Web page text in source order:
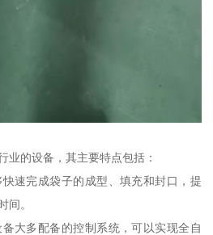
业的设备，其主要特点包括：
速完成袋子的成型、填充和封口，提
间。
大多配备的控制系统，可以实现全自